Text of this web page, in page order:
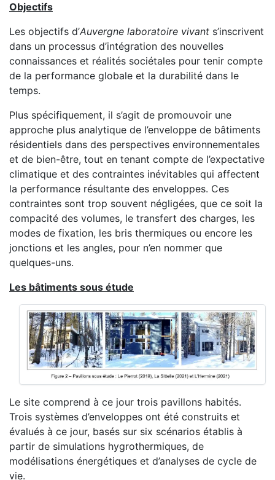
Objectifs
Les objectifs d’Auvergne laboratoire vivant s’inscrivent
dans un processus d’intégration des nouvelles
connaissances et réalités sociétales pour tenir compte
de la performance globale et la durabilité dans le
temps.
Plus spécifiquement, il s’agit de promouvoir une
approche plus analytique de l’enveloppe de bâtiments
résidentiels dans des perspectives environnementales
et de bien-être, tout en tenant compte de l’expectative
climatique et des contraintes inévitables qui affectent
la performance résultante des enveloppes. Ces
contraintes sont trop souvent négligées, que ce soit la
compacité des volumes, le transfert des charges, les
modes de fixation, les bris thermiques ou encore les
jonctions et les angles, pour n’en nommer que
quelques-uns.
Les bâtiments sous étude
Le site comprend à ce jour trois pavillons habités.
Trois systèmes d’enveloppes ont été construits et
évalués à ce jour, basés sur six scénarios établis à
partir de simulations hygrothermiques, de
modélisations énergétiques et d’analyses de cycle de
vie.